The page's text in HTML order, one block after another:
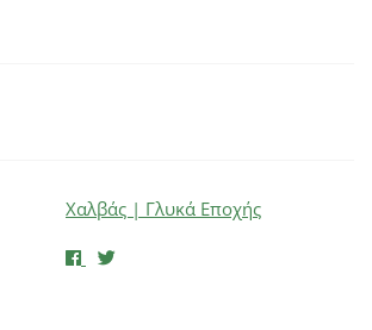
Χαλβάς | Γλυκά Εποχής